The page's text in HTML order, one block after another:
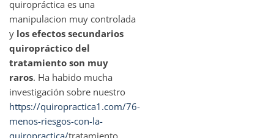
quiropráctica es una
manipulacion muy controlada
y los efectos secundarios
quiropráctico del
tratamiento son muy
raros. Ha habido mucha
investigación sobre nuestro
https://quiropractica1.com/76-
menos-riesgos-con-la-
quiropractica/tratamiento